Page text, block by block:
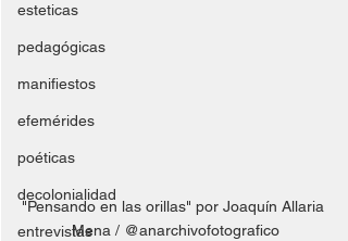
esteticas
pedagógicas
manifiestos
efemérides
poéticas
decolonialidad
entrevistas
"Pensando en las orillas" por Joaquín Allaria
Mena / @anarchivofotografico